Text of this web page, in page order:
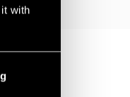
with